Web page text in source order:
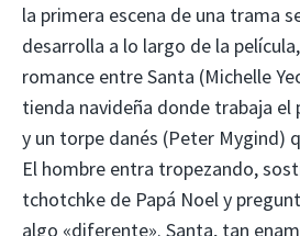
la primera escena de una trama
desarrolla a lo largo de la
romance entre Santa (Michelle
tienda navideña donde trabaja el
y un torpe danés (Peter Mygind)
El hombre entra tropezando,
tchotchke de Papá Noel y
algo «diferente». Santa, tan